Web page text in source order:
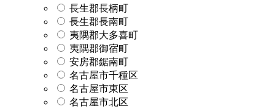
長生郡長柄町
長生郡長南町
夷隅郡大多喜町
夷隅郡御宿町
安房郡鋸南町
名古屋市千種区
名古屋市東区
名古屋市北区